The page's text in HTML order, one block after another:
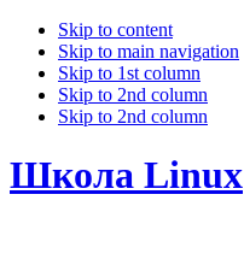
Skip to content
Skip to main navigation
Skip to 1st column
Skip to 2nd column
Skip to 2nd column
Школа Linux